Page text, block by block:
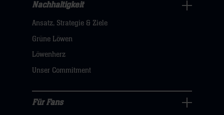
Nachhaltigkeit
Navigation
öffnen,
dann
hier
Nachhaltigkeit
Ansatz, Strategie & Ziele
Grüne Löwen
Löwenherz
Unser Commitment
Für Fans